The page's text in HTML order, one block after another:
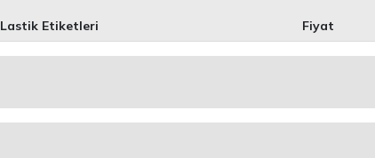
Lastik Etiketleri Fiyat